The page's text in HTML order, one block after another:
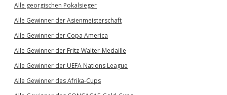
Alle georgischen Pokalsieger
Alle Gewinner der Asienmeisterschaft
Alle Gewinner der Copa America
Alle Gewinner der Fritz-Walter-Medaille
Alle Gewinner der UEFA Nations League
Alle Gewinner des Afrika-Cups